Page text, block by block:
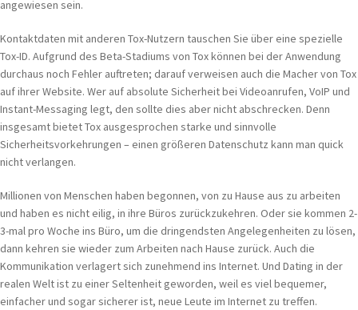
angewiesen sein.
Kontaktdaten mit anderen Tox-Nutzern tauschen Sie über eine spezielle
Tox-ID. Aufgrund des Beta-Stadiums von Tox können bei der Anwendung
durchaus noch Fehler auftreten; darauf verweisen auch die Macher von Tox
auf ihrer Website. Wer auf absolute Sicherheit bei Videoanrufen, VoIP und
Instant-Messaging legt, den sollte dies aber nicht abschrecken. Denn
insgesamt bietet Tox ausgesprochen starke und sinnvolle
Sicherheitsvorkehrungen – einen größeren Datenschutz kann man quick
nicht verlangen.
Millionen von Menschen haben begonnen, von zu Hause aus zu arbeiten
und haben es nicht eilig, in ihre Büros zurückzukehren. Oder sie kommen 2-
3-mal pro Woche ins Büro, um die dringendsten Angelegenheiten zu lösen,
dann kehren sie wieder zum Arbeiten nach Hause zurück. Auch die
Kommunikation verlagert sich zunehmend ins Internet. Und Dating in der
realen Welt ist zu einer Seltenheit geworden, weil es viel bequemer,
einfacher und sogar sicherer ist, neue Leute im Internet zu treffen.